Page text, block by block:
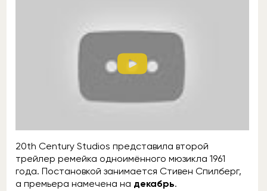
20th Century Studios представила второй
трейлер ремейка одноимённого мюзикла 1961
года. Постановкой занимается Стивен Спилберг,
а премьера намечена на декабрь.